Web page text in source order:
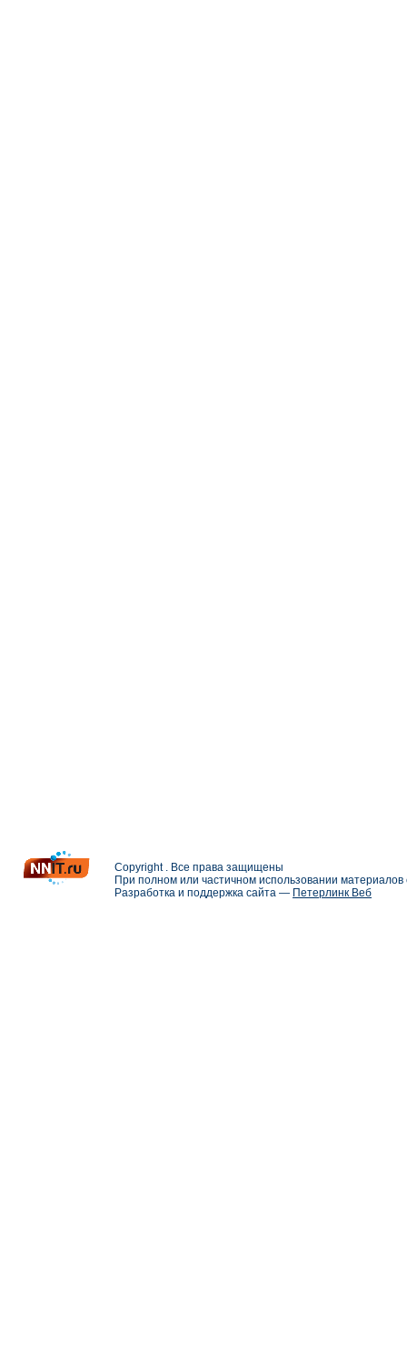
Copyright . Все права защищены
При полном или частичном использовании
Разработка и поддержка сайта — Петерлинк Веб